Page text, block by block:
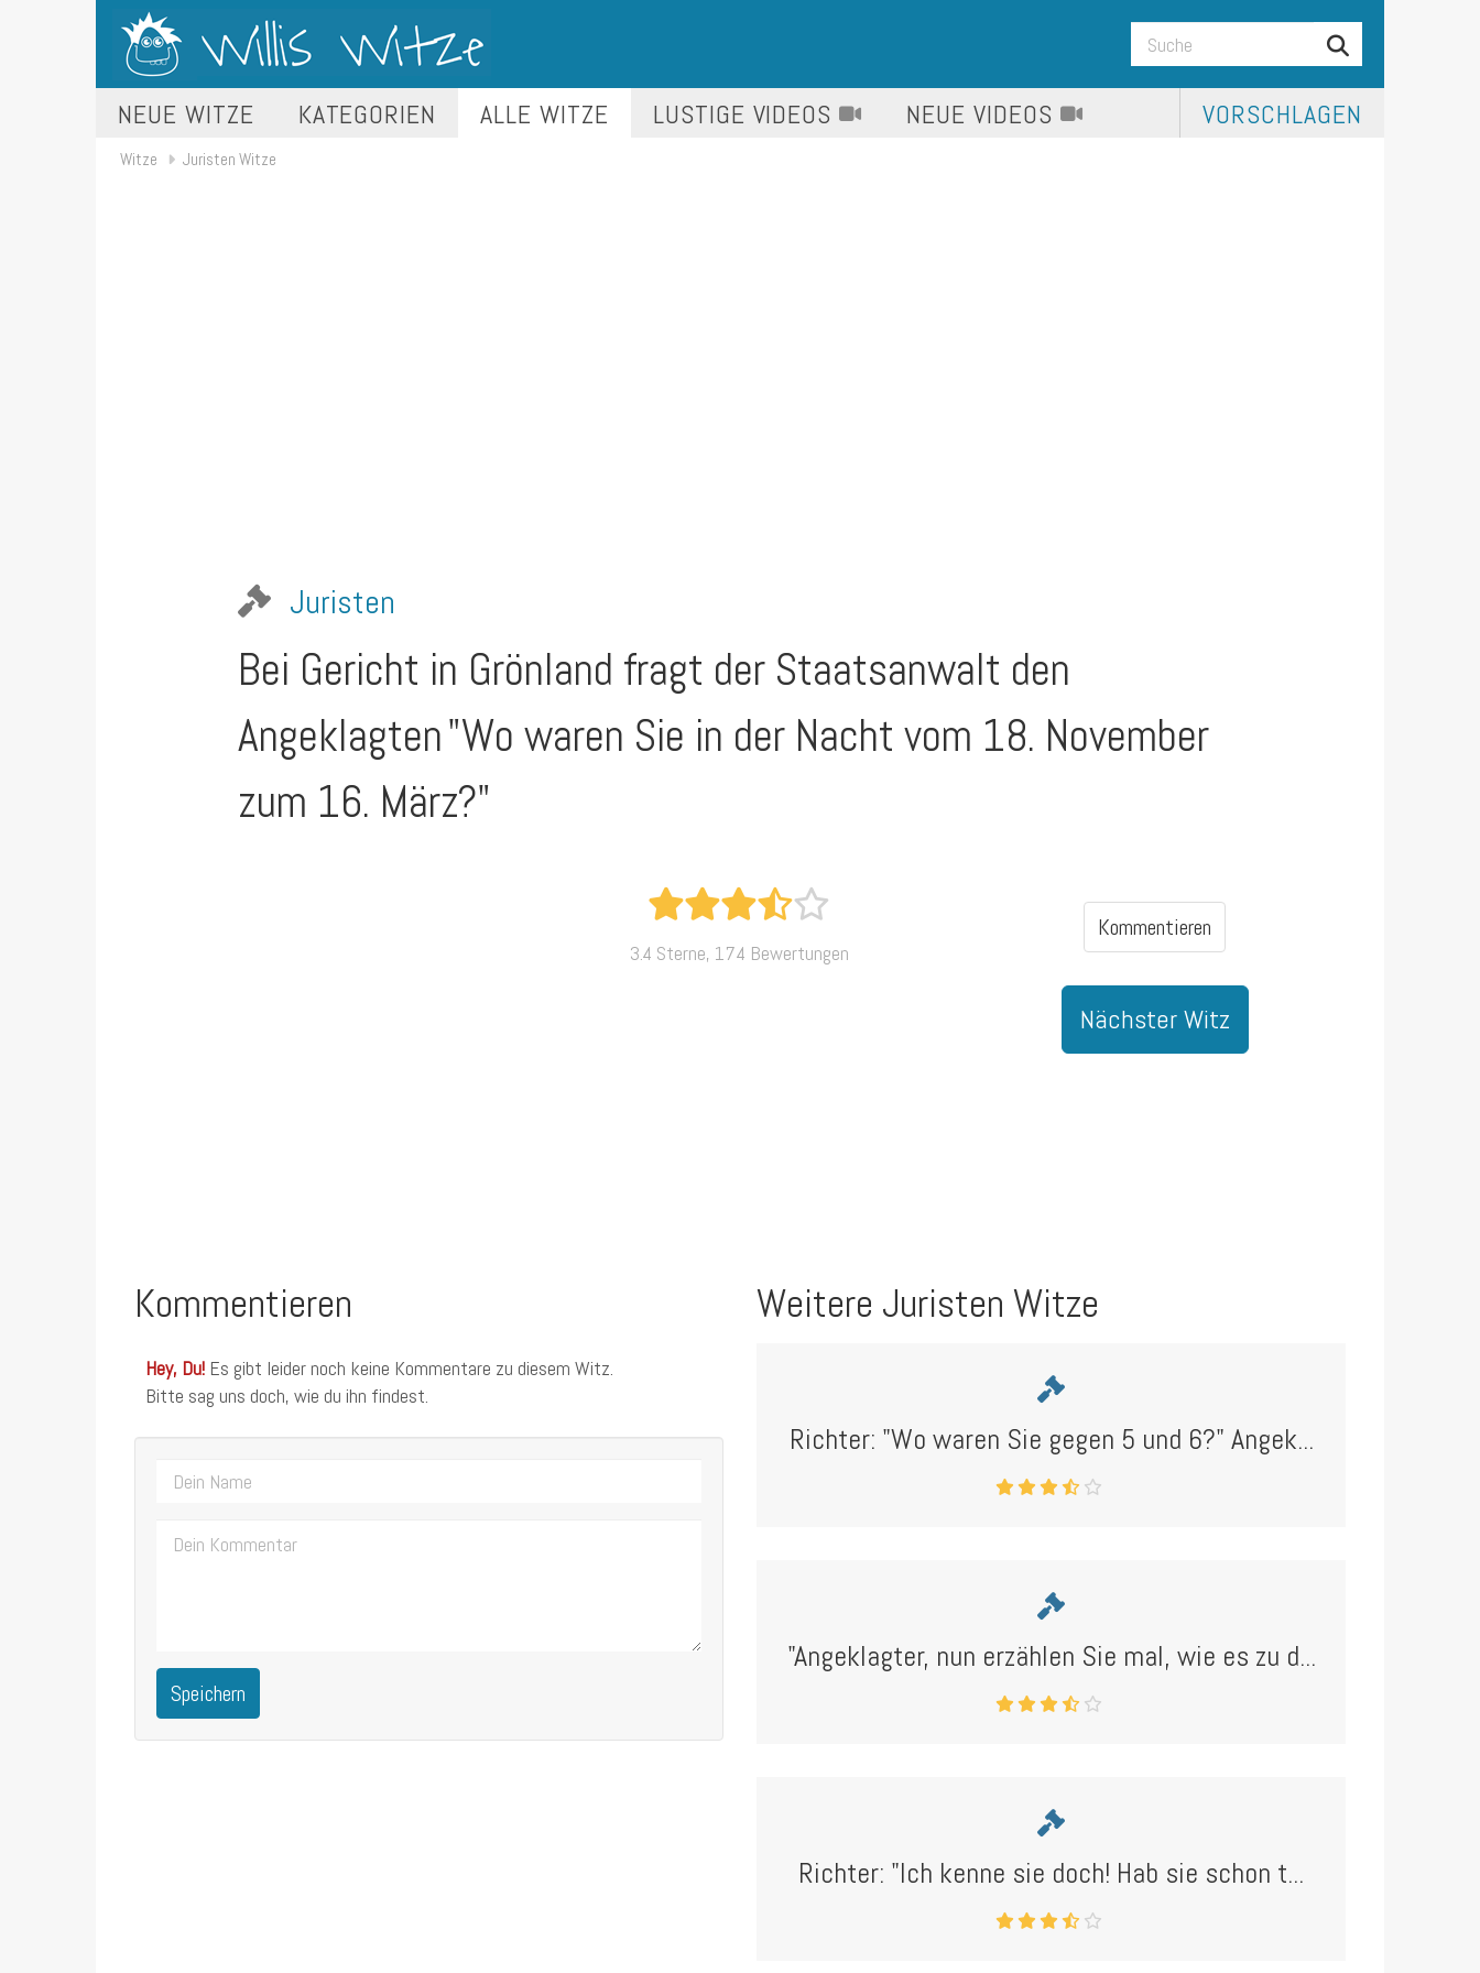
NEUE WITZE KATEGORIEN ALLE WITZE LUSTIGE VIDEOS NEUE VIDEOS VORSCHLAGEN
Witze Juristen Witze
Juristen
Bei Gericht in Grönland fragt der Staatsanwalt den
Angeklagten"Wo waren Sie in der Nacht vom 18. November
zum 16. März?"
3.4 Sterne, 174 Bewertungen
Kommentieren
Nächster Witz
Kommentieren
Hey, Du! Es gibt leider noch keine Kommentare zu diesem Witz.
Bitte sag uns doch, wie du ihn findest.
Speichern
Weitere Juristen Witze
Richter: "Wo waren Sie gegen 5 und 6?" Angek...
"Angeklagter, nun erzählen Sie mal, wie es zu d...
Richter: "Ich kenne sie doch! Hab sie schon t...